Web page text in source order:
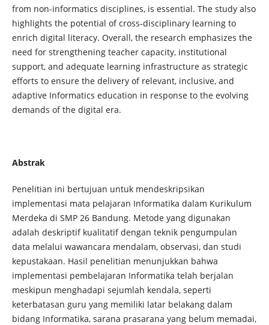
from non-informatics disciplines, is essential. The study also
highlights the potential of cross-disciplinary learning to
enrich digital literacy. Overall, the research emphasizes the
need for strengthening teacher capacity, institutional
support, and adequate learning infrastructure as strategic
efforts to ensure the delivery of relevant, inclusive, and
adaptive Informatics education in response to the evolving
demands of the digital era.
Abstrak
Penelitian ini bertujuan untuk mendeskripsikan
implementasi mata pelajaran Informatika dalam Kurikulum
Merdeka di SMP 26 Bandung. Metode yang digunakan
adalah deskriptif kualitatif dengan teknik pengumpulan
data melalui wawancara mendalam, observasi, dan studi
kepustakaan. Hasil penelitian menunjukkan bahwa
implementasi pembelajaran Informatika telah berjalan
meskipun menghadapi sejumlah kendala, seperti
keterbatasan guru yang memiliki latar belakang dalam
bidang Informatika, sarana prasarana yang belum memadai,